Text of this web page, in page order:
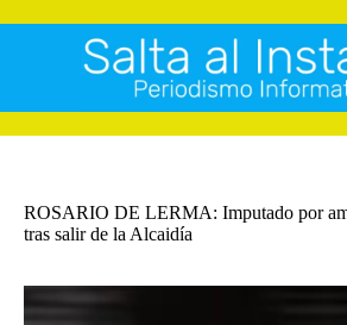
al
ROSARIO DE LERMA: Imputado por
tras salir de la Alcaidía